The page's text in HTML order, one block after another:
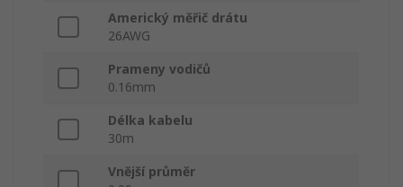
Americký měřič drátu
26AWG
Prameny vodičů
0.16mm
Délka kabelu
30m
Vnější průměr